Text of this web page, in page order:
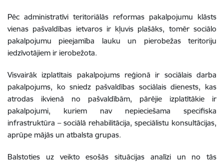
Pēc administratīvi teritoriālās reformas pakalpojumu klāsts
vienas pašvaldības ietvaros ir kļuvis plašāks, tomēr sociālo
pakalpojumu pieejamība lauku un pierobežas teritoriju
iedzīvotājiem ir ierobežota.
Visvairāk izplatītais pakalpojums reģionā ir sociālais darba
pakalpojums, ko sniedz pašvaldības sociālais dienests, kas
atrodas ikvienā no pašvaldībām, pārējie izplatītākie ir
pakalpojumi, kuriem nav nepieciešama specifiska
infrastruktūra – sociālā rehabilitācija, speciālistu konsultācijas,
aprūpe mājās un atbalsta grupas.
Balstoties uz veikto esošās situācijas analīzi un no tās